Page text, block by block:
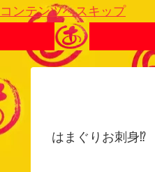
コンテンツへスキップ
はまぐりお刺身⁉️